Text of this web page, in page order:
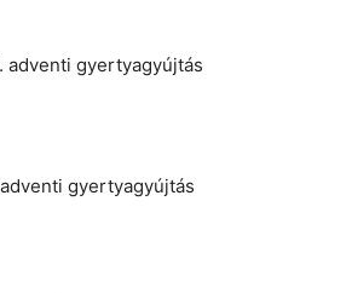
adventi gyertyagyújtás
gyertyagyújtás